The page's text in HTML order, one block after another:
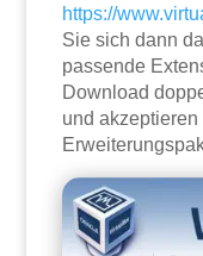
https://
Sie sich dann
passende
Download
und